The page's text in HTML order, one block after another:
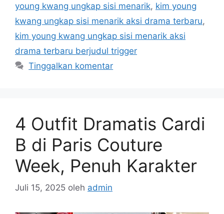
young kwang ungkap sisi menarik, kim young
kwang ungkap sisi menarik aksi drama terbaru,
kim young kwang ungkap sisi menarik aksi
drama terbaru berjudul trigger
Tinggalkan komentar
4 Outfit Dramatis Cardi
B di Paris Couture
Week, Penuh Karakter
Juli 15, 2025 oleh admin